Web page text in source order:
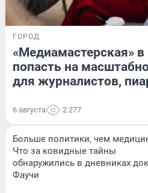
ГОРОД
«Медиамастерская»
попасть на
для журналистов,
6 августа 2 277
Больше политики, чем
Что за ковидные тайны
обнаружились в дневниках
Фаучи